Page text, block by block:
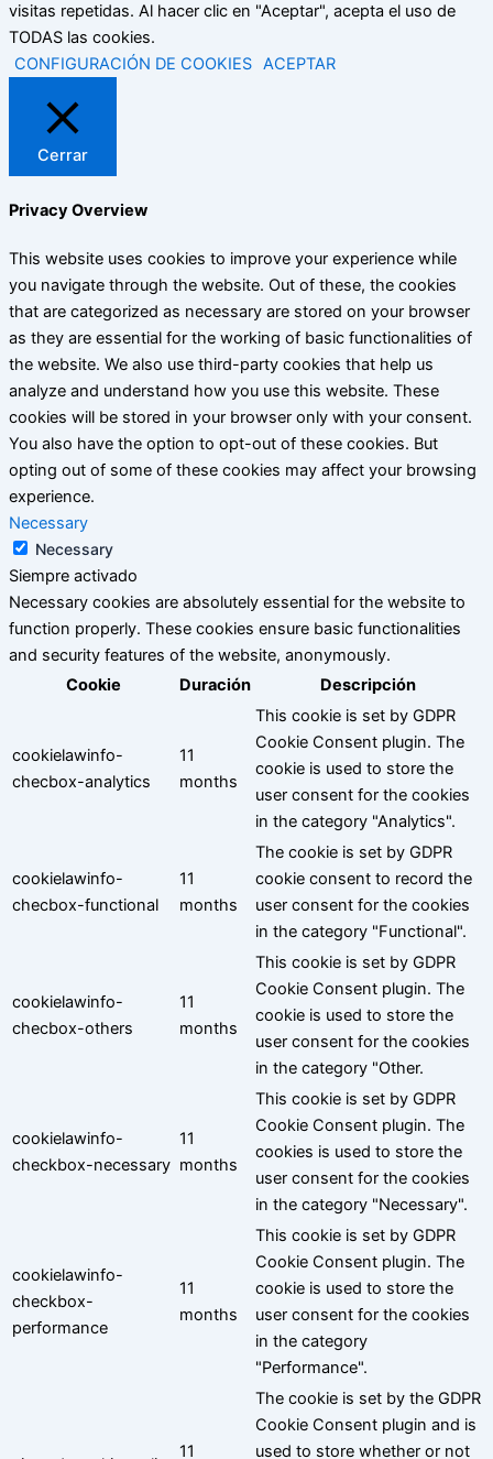
visitas repetidas. Al hacer clic en "Aceptar", acepta el uso de
TODAS las cookies.
CONFIGURACIÓN DE COOKIES ACEPTAR
Cerrar
Privacy Overview
This website uses cookies to improve your experience while
you navigate through the website. Out of these, the cookies
that are categorized as necessary are stored on your browser
as they are essential for the working of basic functionalities of
the website. We also use third-party cookies that help us
analyze and understand how you use this website. These
cookies will be stored in your browser only with your consent.
You also have the option to opt-out of these cookies. But
opting out of some of these cookies may affect your browsing
experience.
Necessary
Necessary
Siempre activado
Necessary cookies are absolutely essential for the website to
function properly. These cookies ensure basic functionalities
and security features of the website, anonymously.
Cookie
Duración Descripción
cookielawinfo-
checbox-analytics
11
months
This cookie is set by GDPR
Cookie Consent plugin. The
cookie is used to store the
user consent for the cookies
in the category "Analytics".
cookielawinfo-
checbox-functional
11
months
The cookie is set by GDPR
cookie consent to record the
user consent for the cookies
in the category "Functional".
cookielawinfo-
checbox-others
11
months
This cookie is set by GDPR
Cookie Consent plugin. The
cookie is used to store the
user consent for the cookies
in the category "Other.
cookielawinfo-
checkbox-necessary
11
months
This cookie is set by GDPR
Cookie Consent plugin. The
cookies is used to store the
user consent for the cookies
in the category "Necessary".
cookielawinfo-
checkbox-
performance
11
months
This cookie is set by GDPR
Cookie Consent plugin. The
cookie is used to store the
user consent for the cookies
in the category
"Performance".
11
The cookie is set by the GDPR
Cookie Consent plugin and is
used to store whether or not